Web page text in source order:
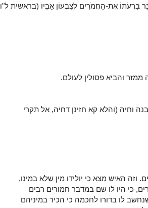
בִּרְעֹתוֹ אֶת-הַחֲמֹרִים לְצִבְעוֹן אָבִיו (בראשית ל"ו
והביא פסולין לעולם.
וחיה (והלא קא חזינן דחיה, אל תקרי
האיש מצא כי יולידו מין שלא במינו,
כי היו לו שם במדבר חמורים רבים
לו בדורו לחכמה כי הכיר במיניהם